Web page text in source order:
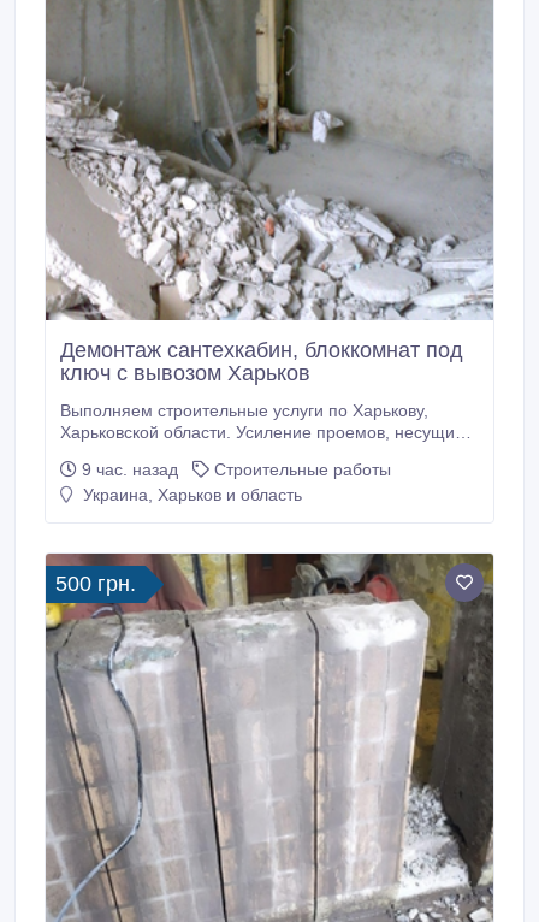
Демонтаж сантехкабин, блоккомнат под
ключ с вывозом Харьков
Выполняем строительные услуги по Харькову,
Харьковской области. Усиление проемов, несущих
перекрытия. Сварочно монтажные работы. Закупка,
доставка металла для усиления проемов.
стен без пыли.
9 час. назад
Строительные работы
Украина, Харьков и область
500 грн.